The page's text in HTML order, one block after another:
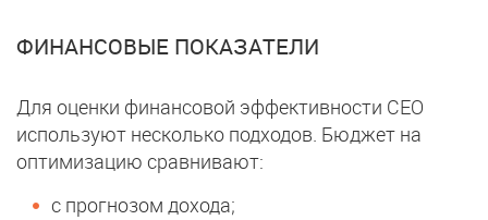
ФИНАНСОВЫЕ ПОКАЗАТЕЛИ
Для оценки финансовой эффективности СЕО
используют несколько подходов. Бюджет на
оптимизацию сравнивают:
с прогнозом дохода;